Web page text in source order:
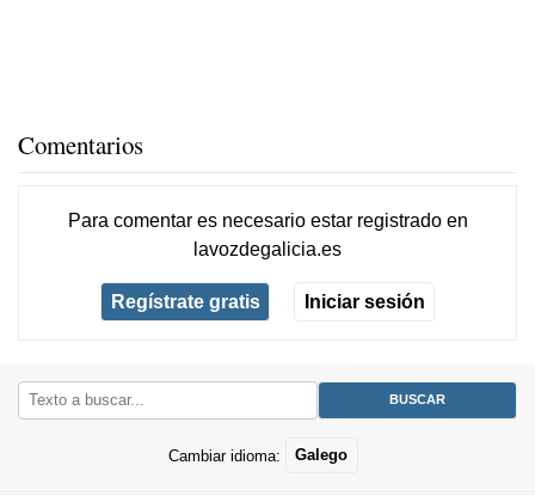
Comentarios
Para comentar es necesario estar registradoen
lavozdegalicia.es
Regístrate gratis Iniciar sesión
Cambiar idioma: Galego